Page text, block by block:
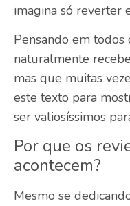
imagina só reverter
Pensando em todos
naturalmente
mas que muitas
este texto para
ser valiosíssimos
Por que os
acontecem?
Mesmo se